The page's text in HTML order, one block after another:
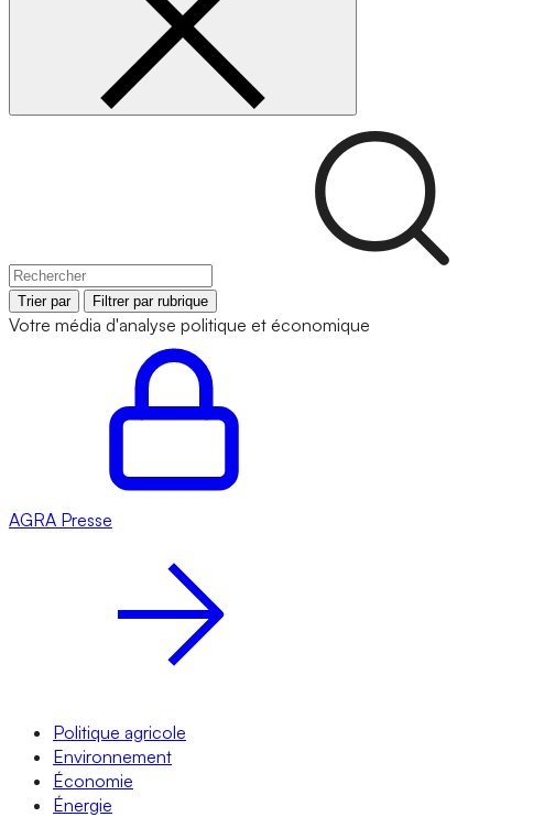
Trier par Filtrer par rubrique
Votre média d'analyse politique et économique
AGRA Presse
Politique agricole
Environnement
Économie
Énergie